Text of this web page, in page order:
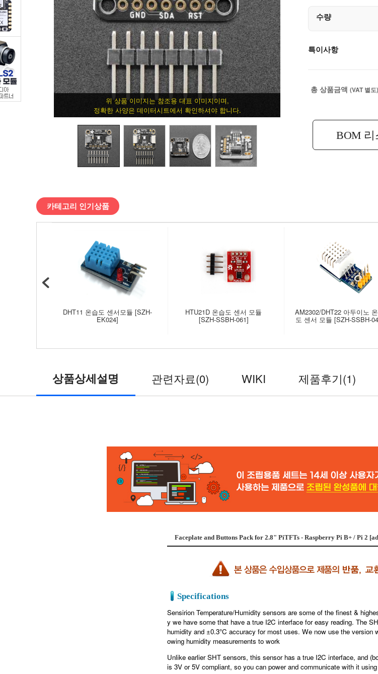
전
자
키
트
>
도
위 상품 이미지는 참조용 대표 이미지이며,
정확한 사양은 데이터시트에서 확인하셔야 합니다.
수량
특이사항
총 상품금액 (VAT 별도)
BOM 리
카테고리 인기상품
DHT11 온습도 센서모듈 [SZH-
EK024]
HTU21D 온습도 센서 모듈
[SZH-SSBH-061]
AM2302/DHT22 아두이노
도 센서 모듈 [SZH-SSBH-
상품상세설명 관련자료(0) WIKI 제품후기(1)
Faceplate and Buttons Pack for 2.8" PiTFTs - Raspberry Pi B+ / Pi 2
Specifications
Sensirion Temperature/Humidity sensors are some of the finest &
y we have some that have a true I2C interface for easy reading. The
humidity and ±0.3°C accuracy for most uses. We now use the
owing humidity measurements to work
Unlike earlier SHT sensors, this sensor has a true I2C interface, and (
is 3V or 5V compliant, so you can power and communicate with it